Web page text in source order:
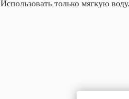
Использовать только мягкую воду.